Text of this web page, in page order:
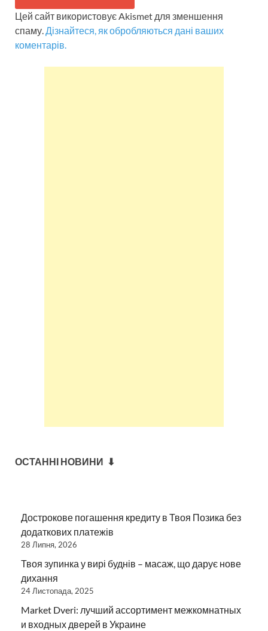
Цей сайт використовує Akismet для зменшення
спаму.Дізнайтеся, як обробляються дані ваших
коментарів.
ОСТАННІ НОВИНИ ⬇
Дострокове погашення кредиту в Твоя Позика без
додаткових платежів
28 Липня, 2026
Твоя зупинка у вирі буднів – масаж, що дарує нове
дихання
24 Листопада, 2025
Market Dveri: лучший ассортимент межкомнатных
и входных дверей в Украине